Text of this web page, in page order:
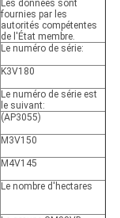
Les données sont
fournies par les
autorités compétentes
de l'État membre.
Le numéro de série:
K3V180
Le numéro de série est
le suivant:
(AP3055)
M3V150
M4V145
Le nombre d'hectares